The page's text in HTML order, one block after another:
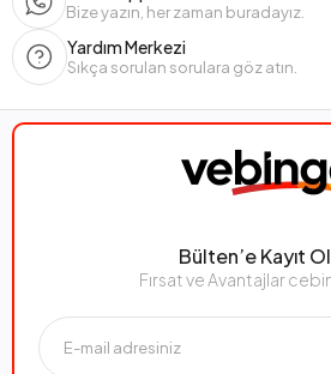
Bize yazın, her zaman buradayız.
Yardım Merkezi
Sıkça sorulan sorulara göz atın.
Bülten’e Kayıt
Fırsat ve Avantajlar